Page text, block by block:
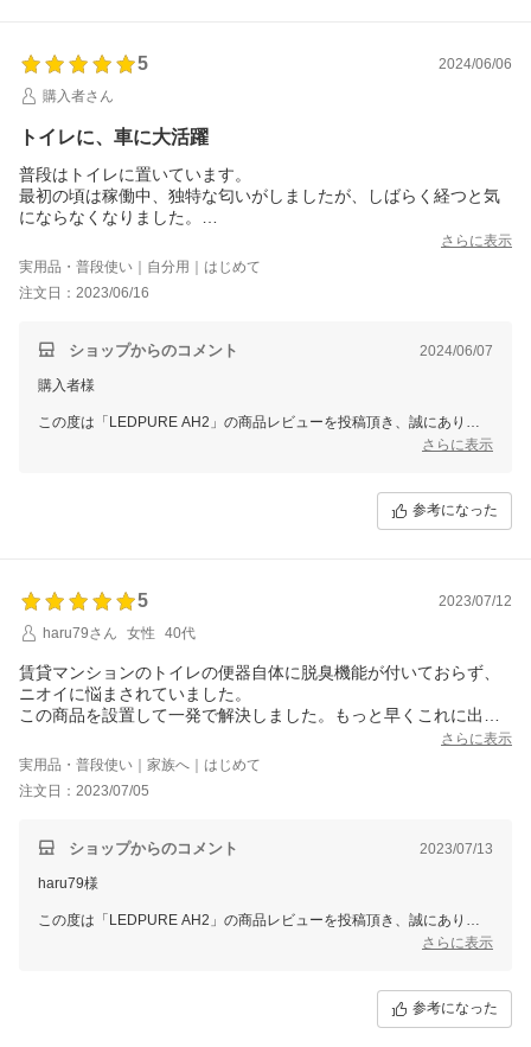
5
2024/06/06
購入者さん
トイレに、車に大活躍
普段はトイレに置いています。
最初の頃は稼働中、独特な匂いがしましたが、しばらく経つと気
にならなくなりました。
私が車の匂いで酔うタイプなのですが、こちらを設置すると10分
程度でかなり匂いが軽減されて、お出かけの憂いが無くなりまし
た。ありがとうございます。
ださって、ありがたいです。
さらに表示
実用品・普段使い｜自分用｜はじめて
注文日：2023/06/16
ショップからのコメント 2024/06/07
購入者様
この度は「LEDPURE AH2」の商品レビューを投稿頂き、誠にありが
これからぜひ末永くご愛用いただけますと幸いです。
スタッフ一同またのご利用をお待ち申し上げております。
さらに表示
参考になった
5
2023/07/12
haru79さん
女性 40代
賃貸マンションのトイレの便器自体に脱臭機能が付いておらず、
ニオイに悩まされていました。
この商品を設置して一発で解決しました。もっと早くこれに出会
さらに表示
実用品・普段使い｜家族へ｜はじめて
注文日：2023/07/05
ショップからのコメント 2023/07/13
haru79様
この度は「LEDPURE AH2」の商品レビューを投稿頂き、誠にありが
スタッフ一同またのご利用をお待ち申し上げております。
さらに表示
参考になった